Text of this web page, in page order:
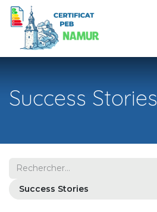
Se rendre au contenu
Success Stories
Success Stories